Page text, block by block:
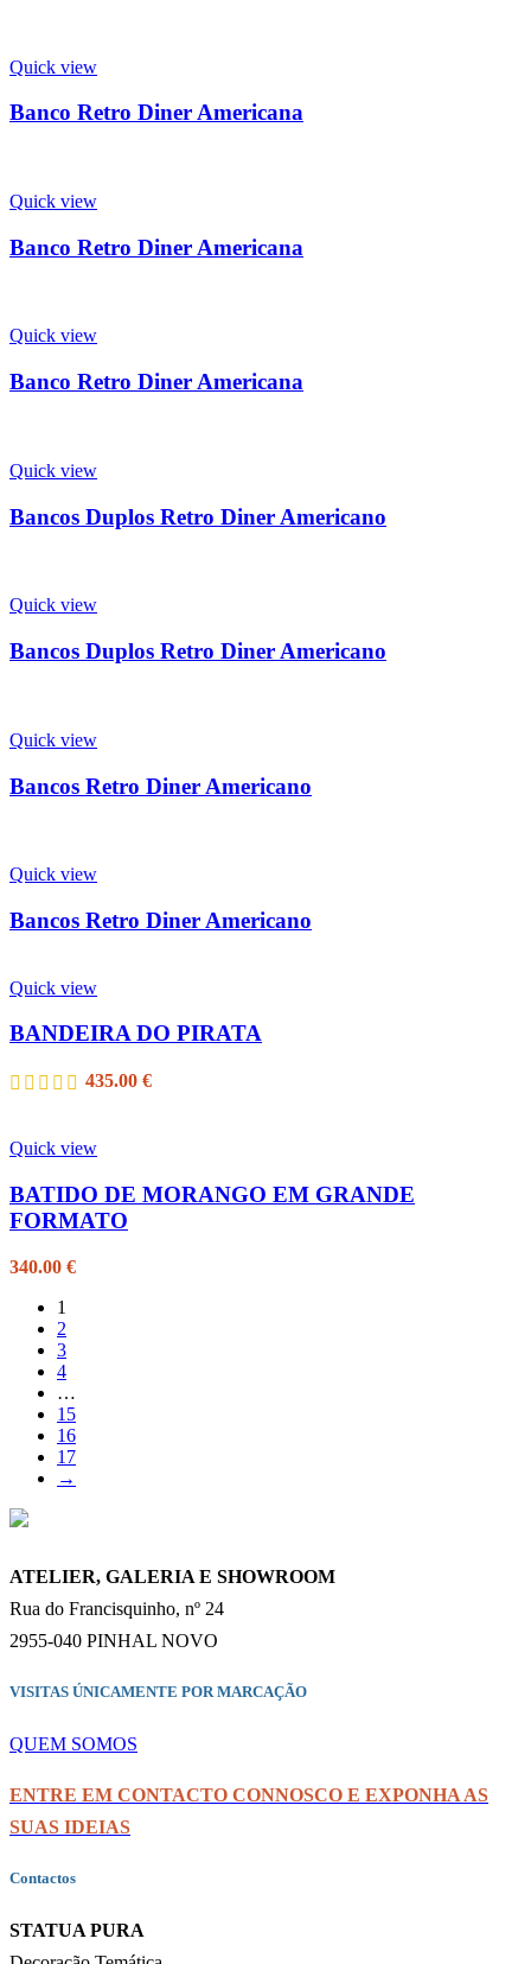
Quick view
Banco Retro Diner Americana
Quick view
Banco Retro Diner Americana
Quick view
Banco Retro Diner Americana
Quick view
Bancos Duplos Retro Diner Americano
Quick view
Bancos Duplos Retro Diner Americano
Quick view
Bancos Retro Diner Americano
Quick view
Bancos Retro Diner Americano
Quick view
BANDEIRA DO PIRATA
435.00 €
Quick view
BATIDO DE MORANGO EM GRANDE
FORMATO
340.00 €
1
2
3
4
…
15
16
17
→
ATELIER, GALERIA E SHOWROOM
Rua do Francisquinho, nº 24
2955-040 PINHAL NOVO
VISITAS ÚNICAMENTE POR MARCAÇÃO
QUEM SOMOS
ENTRE EM CONTACTO CONNOSCO E EXPONHA AS
SUAS IDEIAS
Contactos
STATUA PURA